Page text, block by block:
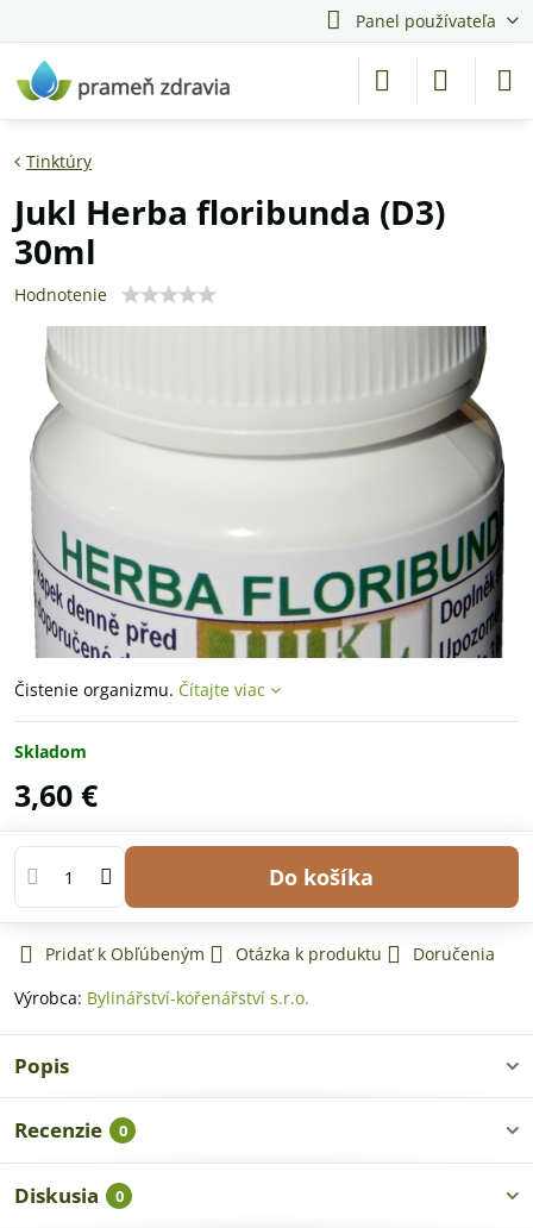
Panel používateľa
Tinktúry
Jukl Herba floribunda (D3)
30ml
Hodnotenie
Čistenie organizmu. Čítajte viac
Skladom
3,60 €
Do košíka
Pridať k Obľúbeným Otázka k produktu
Doručenia
Výrobca: Bylinářství-kořenářství s.r.o.
Popis
Recenzie 0
Diskusia 0